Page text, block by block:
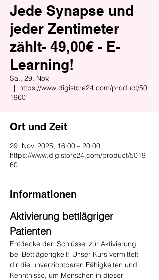
Jede Synapse und
jeder Zentimeter
zählt- 49,00€ - E-
Learning!
Sa., 29. Nov.
  |
https://www.digistore24.com/product/50
1960
Ort und Zeit
29. Nov. 2025, 16:00 – 20:00
https://www.digistore24.com/product/5019
60
Informationen
Aktivierung bettlägriger
Patienten
Entdecke den Schlüssel zur Aktivierung
bei Bettlägerigkeit! Unser Kurs vermittelt
dir die unverzichtbaren Fähigkeiten und
Kenntnisse, um Menschen in dieser